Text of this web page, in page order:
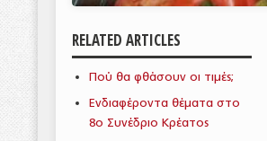
RELATED ARTICLES
Πού θα φθάσουν οι τιμές;
Ενδιαφέροντα θέματα στο
8ο Συνέδριο Κρέατος